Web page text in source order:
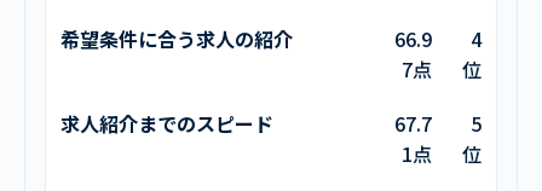
希望条件に合う求人の紹介
66.9
7点
4
位
求人紹介までのスピード
67.7
1点
5
位